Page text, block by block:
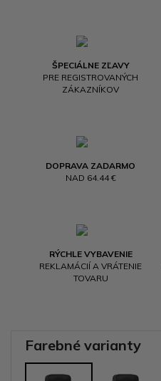
ŠPECIÁLNE ZĽAVY
PRE REGISTROVANÝCH
ZÁKAZNÍKOV
DOPRAVA ZADARMO
NAD 64.44 €
RÝCHLE VYBAVENIE
REKLAMÁCIÍ A VRÁTENIE
TOVARU
Farebné varianty